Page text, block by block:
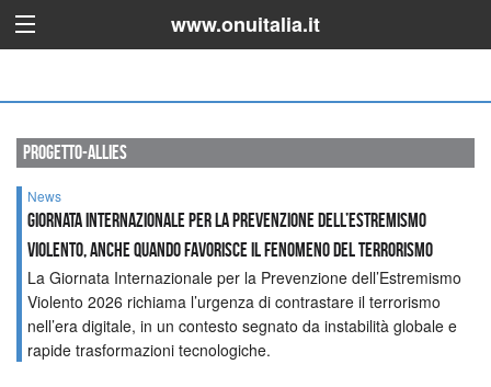
www.onuitalia.it
progetto-allies
News
Giornata Internazionale per la Prevenzione dell’Estremismo
violento, anche quando favorisce il Fenomeno del Terrorismo
La Giornata Internazionale per la Prevenzione dell’Estremismo
Violento 2026 richiama l’urgenza di contrastare il terrorismo
nell’era digitale, in un contesto segnato da instabilità globale e
rapide trasformazioni tecnologiche.